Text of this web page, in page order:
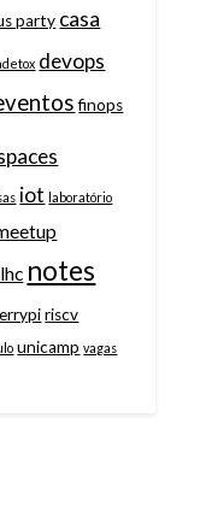
party casa
devops
finops
iot laboratório
notes
riscv
unicamp vagas